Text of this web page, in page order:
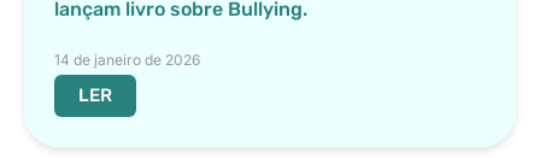
lançam livro sobre Bullying.
14 de janeiro de 2026
LER